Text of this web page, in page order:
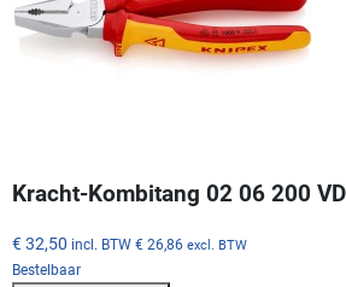
Kracht-Kombitang 02 06 200
€ 32,50 incl. BTW € 26,86 excl. BTW
Bestelbaar